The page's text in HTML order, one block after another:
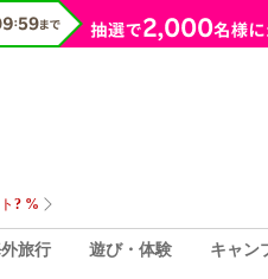
旅行 遊び・体験 キャン